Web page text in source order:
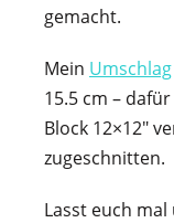
gemacht.
Mein Umschlag
15.5 cm –
Block 12×12″
zugeschnitten.
Lasst euch